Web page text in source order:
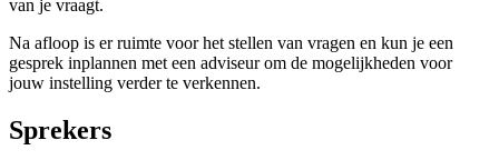
van je vraagt.
Na afloop is er ruimte voor het stellen van vragen en kun je een
gesprek inplannen met een adviseur om de mogelijkheden voor
jouw instelling verder te verkennen.
Sprekers